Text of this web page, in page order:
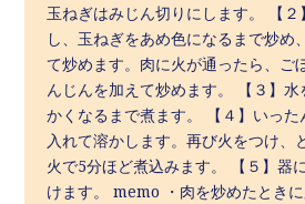
玉ねぎはみじん切りにします。 【
し、玉ねぎをあめ色になるまで炒め
て炒めます。肉に火が通ったら、ご
んじんを加えて炒めます。 【３】水
かくなるまで煮ます。 【４】いっ
入れて溶かします。再び火をつけ、
火で5分ほど煮込みます。 【５】器
けます。 memo ・肉を炒めたとき